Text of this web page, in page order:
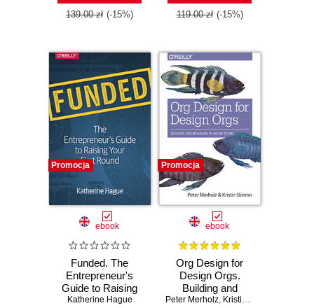
139.00 zł (-15%) 119.00 zł (-15%)
Promocja
ebook
Funded. The
Entrepreneur's
Guide to Raising
Your First Round
Katherine Hague
Promocja
ebook
Org Design for
Design Orgs.
Building and
Managing In-
Peter Merholz, Kristin Skinner